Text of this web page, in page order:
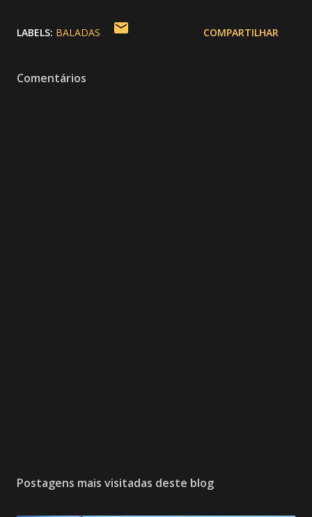
LABELS: BALADAS COMPARTILHAR
Comentários
Postagens mais visitadas deste blog